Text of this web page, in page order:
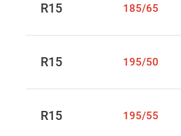
R15 185/65
R15 195/50
R15 195/55